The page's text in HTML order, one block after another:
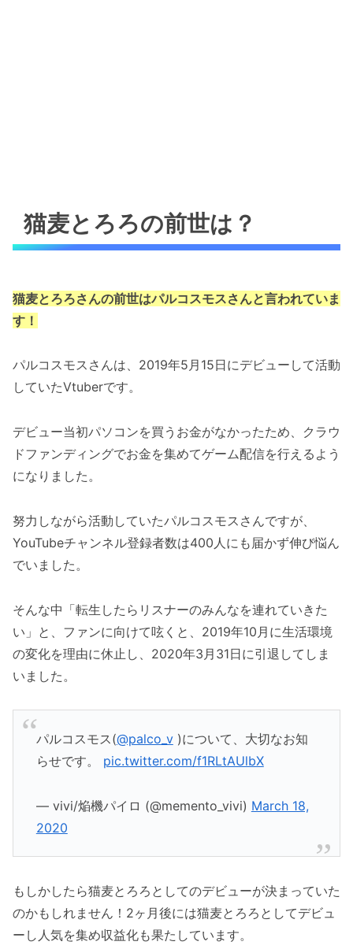
猫麦とろろの前世は？
猫麦とろろさんの前世はパルコスモスさんと言われていま
す！
パルコスモスさんは、2019年5月15日にデビューして活動
していたVtuberです。
デビュー当初パソコンを買うお金がなかったため、クラウ
ドファンディングでお金を集めてゲーム配信を行えるよう
になりました。
努力しながら活動していたパルコスモスさんですが、
YouTubeチャンネル登録者数は400人にも届かず伸び悩ん
でいました。
そんな中「転生したらリスナーのみんなを連れていきた
い」と、ファンに向けて呟くと、2019年10月に生活環境
の変化を理由に休止し、2020年3月31日に引退してしま
いました。
パルコスモス(@palco_v)について、大切なお知
らせです。 pic.twitter.com/f1RLtAUlbX
— vivi/焔機パイロ (@memento_vivi) March 18,
2020
もしかしたら猫麦とろろとしてのデビューが決まっていた
のかもしれません！2ヶ月後には猫麦とろろとしてデビュ
ーし人気を集め収益化も果たしています。